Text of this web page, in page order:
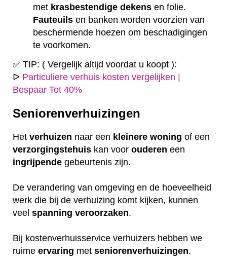
met krasbestendige dekens en folie.
Fauteuils en banken worden voorzien van
beschermende hoezen om beschadigingen
te voorkomen.
✅ TIP: ( Vergelijk altijd voordat u koopt ):
ᐅ Particuliere verhuis kosten vergelijken |
Bespaar Tot 40%
Seniorenverhuizingen
Het verhuizen naar een kleinere woning of een
verzorgingstehuis kan voor ouderen een
ingrijpende gebeurtenis zijn.
De verandering van omgeving en de hoeveelheid
werk die bij de verhuizing komt kijken, kunnen
veel spanning veroorzaken.
Bij kostenverhuisservice verhuizers hebben we
ruime ervaring met seniorenverhuizingen.